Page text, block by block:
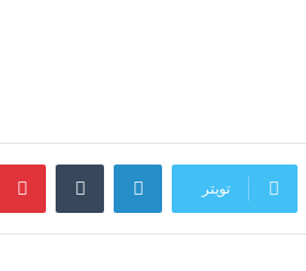
تويتر
لينكدإن